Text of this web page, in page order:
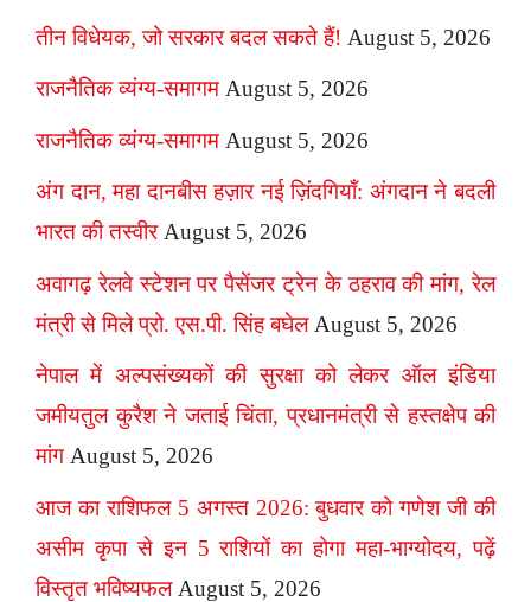
तीन विधेयक, जो सरकार बदल सकते हैं! August 5, 2026
राजनैतिक व्यंग्य-समागम August 5, 2026
राजनैतिक व्यंग्य-समागम August 5, 2026
अंग दान, महा दानबीस हज़ार नई ज़िंदगियाँ: अंगदान ने बदली
भारत की तस्वीर August 5, 2026
अवागढ़ रेलवे स्टेशन पर पैसेंजर ट्रेन के ठहराव की मांग, रेल
मंत्री से मिले प्रो. एस.पी. सिंह बघेल August 5, 2026
नेपाल में अल्पसंख्यकों की सुरक्षा को लेकर ऑल इंडिया
जमीयतुल कुरैश ने जताई चिंता, प्रधानमंत्री से हस्तक्षेप की
मांग August 5, 2026
आज का राशिफल 5 अगस्त 2026: बुधवार को गणेश जी की
असीम कृपा से इन 5 राशियों का होगा महा-भाग्योदय, पढ़ें
विस्तृत भविष्यफल August 5, 2026